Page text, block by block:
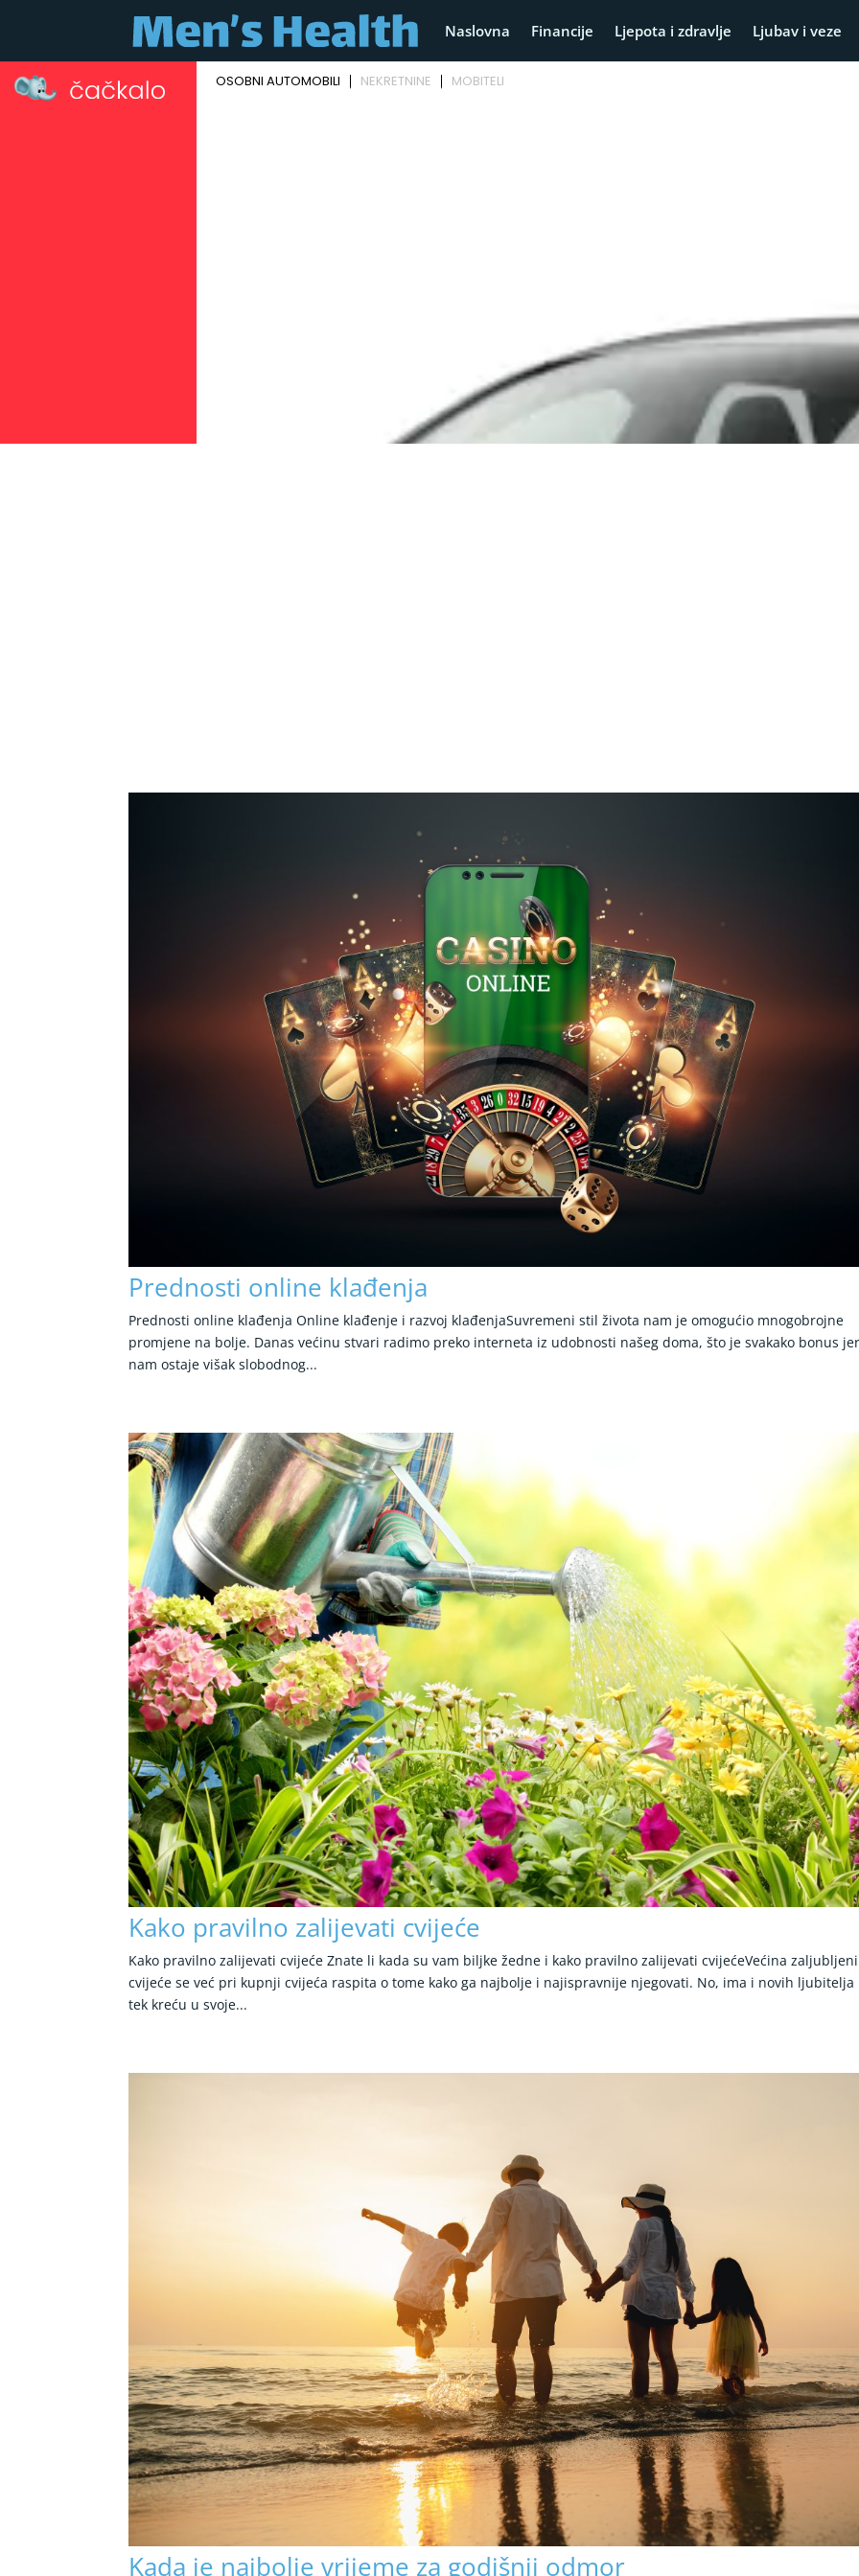
Naslovna Financije Ljepota i zdravlje Ljubav i veze
Prednosti online klađenja
Prednosti online klađenja Online klađenje i razvoj klađenjaSuvremeni stil života nam je omogućio mnogobrojne
promjene na bolje. Danas većinu stvari radimo preko interneta iz udobnosti našeg doma, što je svakako bonus
nam ostaje višak slobodnog...
Kako pravilno zalijevati cvijeće
Kako pravilno zalijevati cvijeće Znate li kada su vam biljke žedne i kako pravilno zalijevati cvijećeVećina
cvijeće se već pri kupnji cvijeća raspita o tome kako ga najbolje i najispravnije njegovati. No, ima i novih ljubitelja
tek kreću u svoje...
Kada je najbolje vrijeme za godišnji odmor